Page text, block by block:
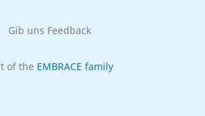
Gib uns Feedback
of the EMBRACE family